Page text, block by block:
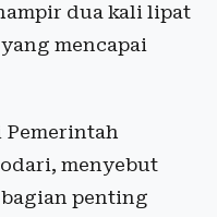
dua kali lipat
mencapai
Pemerintah
menyebut
penting